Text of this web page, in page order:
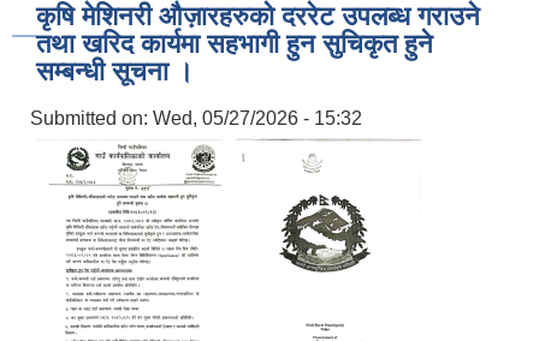
कृषि मेशिनरी औज़ारहरुको दररेट उपलब्ध गराउने
तथा खरिद कार्यमा सहभागी हुन सुचिकृत हुने
सम्बन्धी सूचना ।
Submitted on: Wed, 05/27/2026 - 15:32